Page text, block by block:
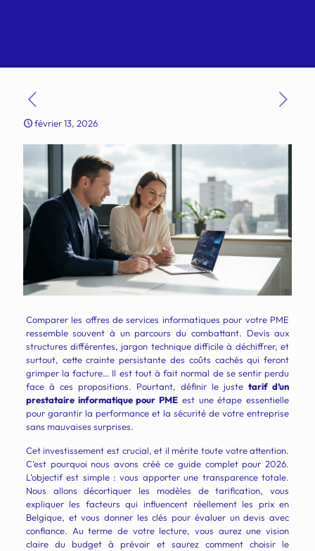
février 13, 2026
Comparer les offres de services informatiques pour votre PME
ressemble souvent à un parcours du combattant. Devis aux
structures différentes, jargon technique difficile à déchiffrer, et
surtout, cette crainte persistante des coûts cachés qui feront
grimper la facture… Il est tout à fait normal de se sentir perdu
face à ces propositions. Pourtant, définir le justetarif d’un
prestataire informatique pour PME est une étape essentielle
pour garantir la performance et la sécurité de votre entreprise
sans mauvaises surprises.
Cet investissement est crucial, et il mérite toute votre attention.
C’est pourquoi nous avons créé ce guide complet pour 2026.
L’objectif est simple : vous apporter une transparence totale.
Nous allons décortiquer les modèles de tarification, vous
expliquer les facteurs qui influencent réellement les prix en
Belgique, et vous donner les clés pour évaluer un devis avec
confiance. Au terme de votre lecture, vous aurez une vision
claire du budget à prévoir et saurez comment choisir le